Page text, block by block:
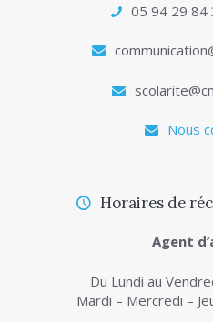
05 94 29 84
Nous
Horaires de
Agent
Du Lundi au
Mardi – Mercredi –